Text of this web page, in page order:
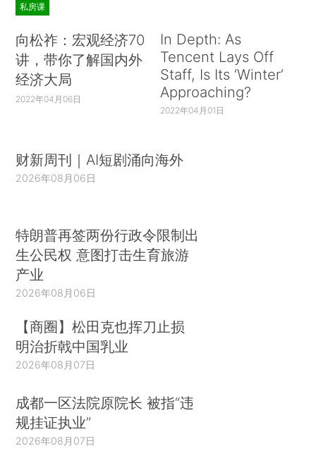
私房课
向松祚：宏观经济70
讲，带你了解国内外
经济大局
2022年04月06日
In Depth: As
Tencent Lays Off
Staff, Is Its ‘Winter’
Approaching?
2022年04月01日
财新周刊｜AI短剧涌向海外
2026年08月06日
特朗普再签两份行政令限制出
生公民权 意图打击生育旅游
产业
2026年08月06日
【商圈】松田克也挥刀止损
明治折戟中国乳业
2026年08月07日
成都一区法院原院长 被指“违
规挂证执业”
2026年08月07日